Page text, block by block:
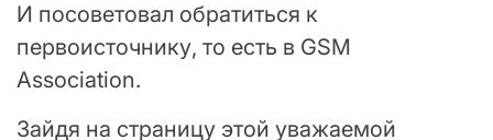
И посоветовал обратиться к
первоисточнику, то есть в GSM
Association.
Зайдя на страницу этой уважаемой